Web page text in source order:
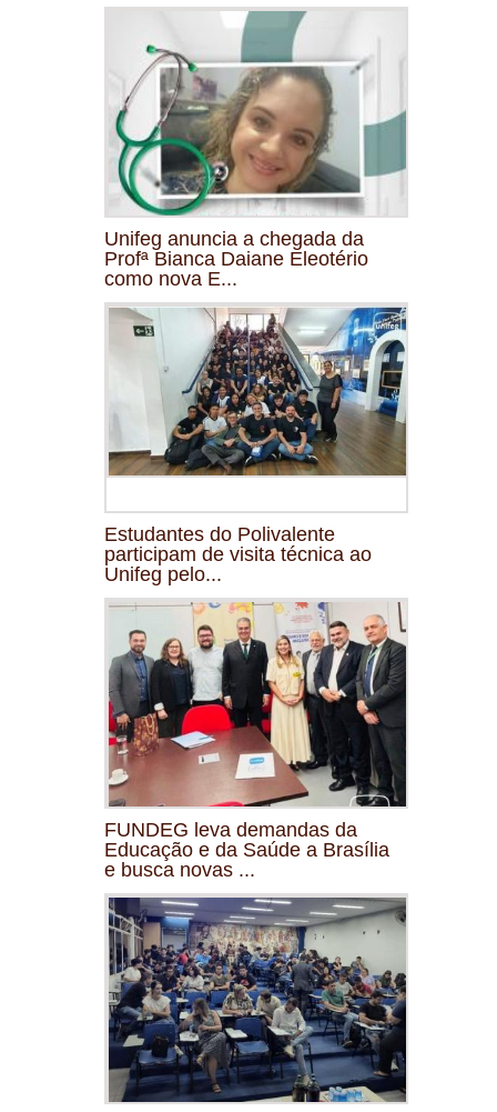
Unifeg anuncia a chegada da
Profª Bianca Daiane Eleotério
como nova E...
Estudantes do Polivalente
participam de visita técnica ao
Unifeg pelo...
FUNDEG leva demandas da
Educação e da Saúde a Brasília
e busca novas ...